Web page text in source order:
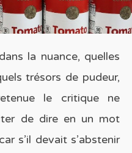
la nuance, quelles
trésors de pudeur,
le critique ne
de dire en un mot
s’il devait s’abstenir